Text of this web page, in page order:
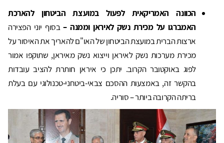
הכוונה האמריקאית לפעול במועצת הביטחון להארכת
האמברגו על מכירת נשק לאיראן וממנה –בסוף יוני הפצירה
ארצות הברית במועצת הביטחון של האו"ם להאריך את האיסור על
מכירת מערכות נשק לאיראן וייצוא נשק מאיראן, שתוקפו אמור
לפוג באוקטובר הקרוב. יתכן כי איראן חותרת להציב עובדות
בהקשר זה, באמצעות ההסכם צבאי-ביטחני-טכנולוגי עם בעלת
בריתה הקרובה ביותר – סוריה.